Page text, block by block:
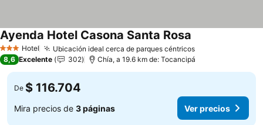
3 Estrellas
Hotel Ubicación ideal cerca de parques céntricosVer precios
Ayenda Hotel Casona Santa Rosa
8,6 Excelente 302 Chía, a 19.6 km de: Tocancipá
De $ 116.704
Mira precios de 3 páginas Ver precios